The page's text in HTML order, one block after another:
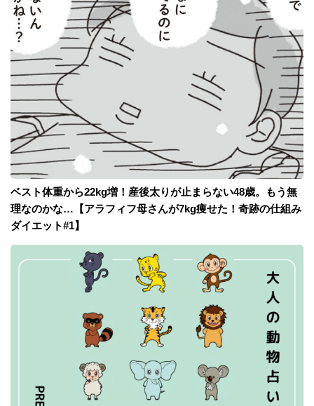
ベスト体重から22kg増！産後太りが止まらない48歳。もう無
理なのかな…【アラフィフ母さんが7kg痩せた！奇跡の仕組み
ダイエット#1】